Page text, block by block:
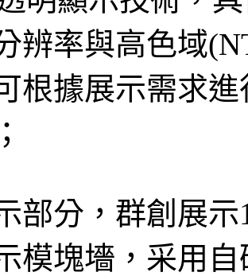
辨率與高色域
根據展示需求
部分，群創展
模塊墻，采用